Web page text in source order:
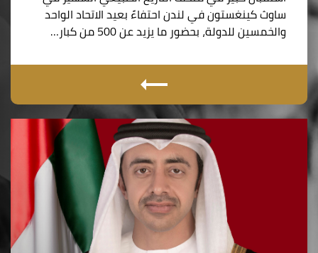
ساوث كينغستون في لندن احتفاءً بعيد الاتحاد الواحد
والخمسين للدولة، بحضور ما يزيد عن 500 من كبار…